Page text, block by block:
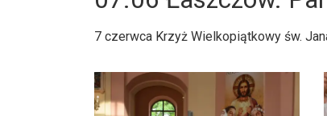
7 czerwca Krzyż Wielkopiątkowy św.